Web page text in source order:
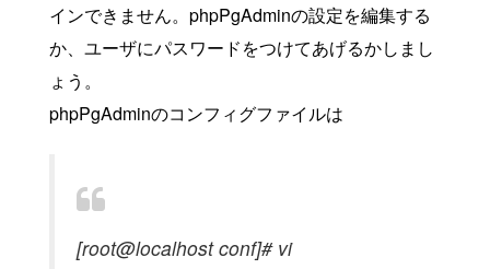
インできません。phpPgAdminの設定を編集する
か、ユーザにパスワードをつけてあげるかしまし
ょう。
phpPgAdminのコンフィグファイルは
[root@localhost conf]# vi